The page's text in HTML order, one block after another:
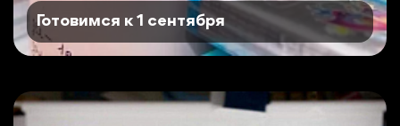
Готовимся к 1 сентября